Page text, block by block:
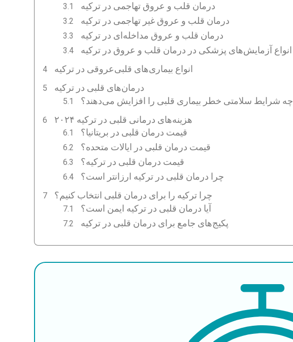
درمان قلب و عروق تهاجمی در ترکیه
درمان قلب و عروق غیر تهاجمی در ترکیه
درمان قلب و عروق مداخله‌ای در ترکیه
انواع آزمایش‌های پزشکی در درمان قلب و عروق در ترکیه
انواع بیماری‌های قلبی‌عروقی در ترکیه
درمان‌های قلبی در ترکیه
چه شرایط سلامتی خطر بیماری قلبی را افزایش می‌دهند؟
هزینه‌های درمانی قلبی در ترکیه ۲۰۲۴
قیمت درمان قلبی در بریتانیا؟
قیمت درمان قلبی در ایالات متحده؟
قیمت درمان قلبی در ترکیه؟
چرا درمان قلبی در ترکیه ارزانتر است؟
چرا ترکیه را برای درمان قلبی انتخاب کنیم؟
آیا درمان قلبی در ترکیه ایمن است؟
پکیج‌های جامع برای درمان قلبی در ترکیه